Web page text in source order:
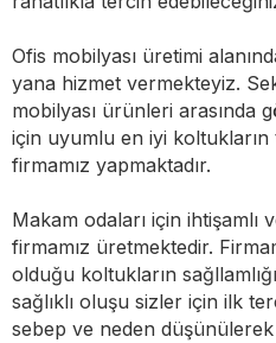
Ofis mobilyası üretimi
yana hizmet vermekteyiz.
mobilyası ürünleri arasında
için uyumlu en iyi koltukların
firmamız yapmaktadır.
Makam odaları için ihtişamlı
firmamız üretmektedir.
olduğu koltukların
sağlıklı oluşu sizler için ilk
sebep ve neden düşünülerek